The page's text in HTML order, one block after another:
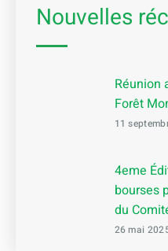
Nouvelles
Réunion
Forêt
11
4eme
bourses
du
26 mai